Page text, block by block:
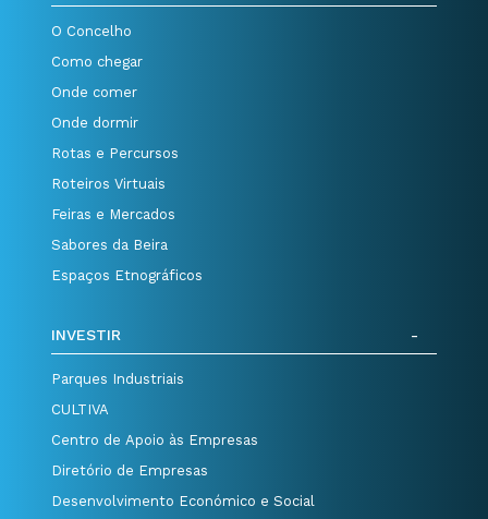
O Concelho
Como chegar
Onde comer
Onde dormir
Rotas e Percursos
Roteiros Virtuais
Feiras e Mercados
Sabores da Beira
Espaços Etnográficos
INVESTIR
Parques Industriais
CULTIVA
Centro de Apoio às Empresas
Diretório de Empresas
Desenvolvimento Económico e Social